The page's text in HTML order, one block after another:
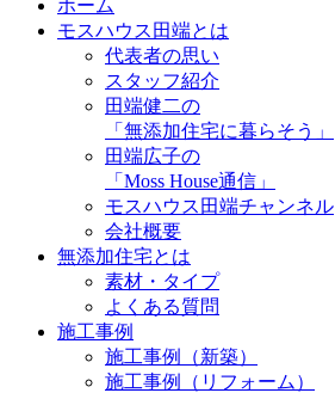
ホーム
モスハウス田端とは
代表者の思い
スタッフ紹介
田端健二の
「無添加住宅に暮らそう」
田端広子の
「Moss House通信」
モスハウス田端チャンネル
会社概要
無添加住宅とは
素材・タイプ
よくある質問
施工事例
施工事例（新築）
施工事例（リフォーム）